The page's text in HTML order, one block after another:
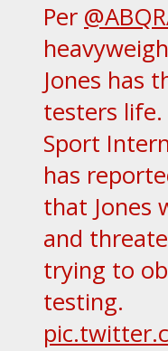
Per
Jones has
testers life.
Sport
has
that Jones
and
trying to
testing.